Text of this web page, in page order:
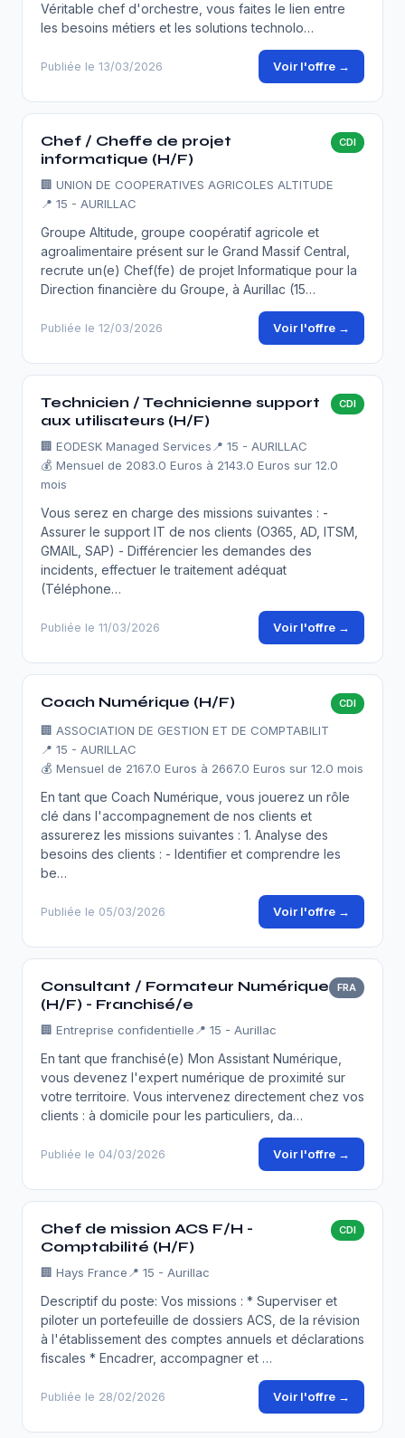
Véritable chef d'orchestre, vous faites le lien entre
les besoins métiers et les solutions technolo…
Publiée le 13/03/2026 Voir l'offre →
Chef / Cheffe de projet
informatique (H/F)
CDI
🏢 UNION DE COOPERATIVES AGRICOLES ALTITUDE
📍 15 - AURILLAC
Groupe Altitude, groupe coopératif agricole et
agroalimentaire présent sur le Grand Massif Central,
recrute un(e) Chef(fe) de projet Informatique pour la
Direction financière du Groupe, à Aurillac (15…
Publiée le 12/03/2026 Voir l'offre →
Technicien / Technicienne support
aux utilisateurs (H/F)
CDI
🏢 EODESK Managed Services 📍 15 - AURILLAC
💰 Mensuel de 2083.0 Euros à 2143.0 Euros sur 12.0
mois
Vous serez en charge des missions suivantes : -
Assurer le support IT de nos clients (O365, AD, ITSM,
GMAIL, SAP) - Différencier les demandes des
incidents, effectuer le traitement adéquat
(Téléphone…
Publiée le 11/03/2026 Voir l'offre →
Coach Numérique (H/F) CDI
🏢 ASSOCIATION DE GESTION ET DE COMPTABILIT
📍 15 - AURILLAC
💰 Mensuel de 2167.0 Euros à 2667.0 Euros sur 12.0 mois
En tant que Coach Numérique, vous jouerez un rôle
clé dans l'accompagnement de nos clients et
assurerez les missions suivantes : 1. Analyse des
besoins des clients : - Identifier et comprendre les
be…
Publiée le 05/03/2026 Voir l'offre →
Consultant / Formateur Numérique
(H/F) - Franchisé/e
FRA
🏢 Entreprise confidentielle 📍 15 - Aurillac
En tant que franchisé(e) Mon Assistant Numérique,
vous devenez l'expert numérique de proximité sur
votre territoire. Vous intervenez directement chez vos
clients : à domicile pour les particuliers, da…
Publiée le 04/03/2026 Voir l'offre →
Chef de mission ACS F/H -
Comptabilité (H/F)
CDI
🏢 Hays France 📍 15 - Aurillac
Descriptif du poste: Vos missions : * Superviser et
piloter un portefeuille de dossiers ACS, de la révision
à l'établissement des comptes annuels et déclarations
fiscales * Encadrer, accompagner et …
Publiée le 28/02/2026 Voir l'offre →